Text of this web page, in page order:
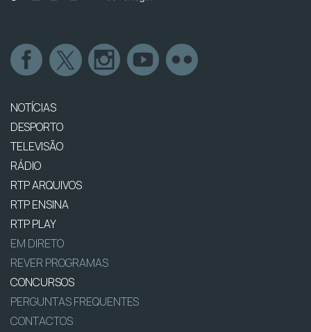
NOTÍCIAS
DESPORTO
TELEVISÃO
RÁDIO
RTP ARQUIVOS
RTP ENSINA
RTP PLAY
EM DIRETO
REVER PROGRAMAS
CONCURSOS
PERGUNTAS FREQUENTES
CONTACTOS